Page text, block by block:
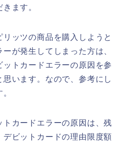
ます。
ッツの商品を購入しようと
が発生してしまった方は、
トカードエラーの原因を参
います。なので、参考にし
カードエラーの原因は、残
ビットカードの理由限度額